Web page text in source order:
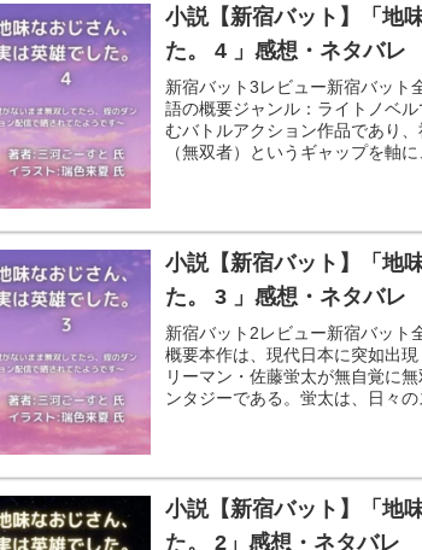
小説【新宿バット】「地
た。 4 」感想・ネタバレ
新宿バット3レビュー新宿バット
語の概要ジャンル：ライトノベ
むバトルアクション作品であり
（無双者）というギャップを軸
小説【新宿バット】「地
た。 3 」感想・ネタバレ
新宿バット2レビュー新宿バット
概要本作は、現代日本に突如出
リーマン・佐藤蛍太が無自覚に
ンタジーである。蛍太は、日々
小説【新宿バット】「地
た。 2」感想・ネタバレ